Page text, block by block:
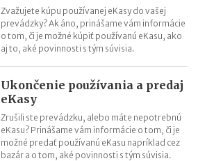
Zvažujete kúpu používanej eKasy do vašej
prevádzky? Ak áno, prinášame vám informácie
o tom, či je možné kúpiť používanú eKasu, ako
aj to, aké povinnosti s tým súvisia.
Ukončenie používania a predaj
eKasy
Zrušili ste prevádzku, alebo máte nepotrebnú
eKasu? Prinášame vám informácie o tom, či je
možné predať používanú eKasu napríklad cez
bazár a o tom, aké povinnosti s tým súvisia.